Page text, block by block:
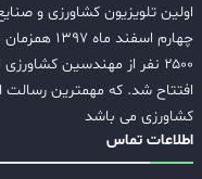
اولین تلویزیون کشاورزی و
چهارم
۲۵۰۰ نفر از مهندسین
افتتاح شد. که مهمترین رسالت
کشاورزی می باشد
اطلاعات تماس